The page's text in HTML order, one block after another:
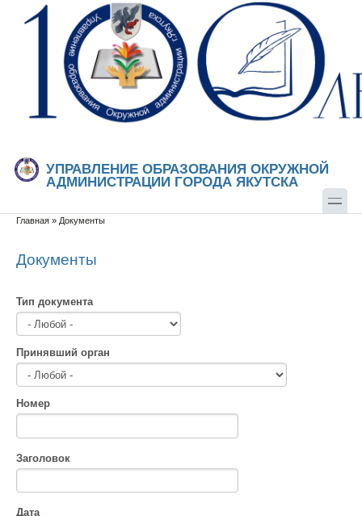
Перейти к основному содержанию
Skip to search
УПРАВЛЕНИЕ ОБРАЗОВАНИЯ ОКРУЖНОЙ
АДМИНИСТРАЦИИ ГОРОДА ЯКУТСКА
Вы здесь
Главная » Документы
Документы
Тип документа
Принявший орган
Номер
Заголовок
Дата